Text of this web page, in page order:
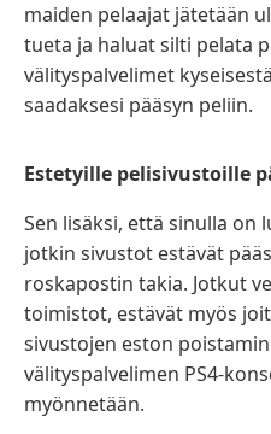
maiden pelaajat jätetään
tueta ja haluat silti pelata
välityspalvelimet
saadaksesi pääsyn peliin.
Estetyille pelisivustoille
Sen lisäksi, että sinulla on
jotkin sivustot estävät
roskapostin takia. Jotkut
toimistot, estävät myös
sivustojen eston
välityspalvelimen PS4-
myönnetään.